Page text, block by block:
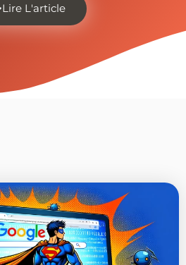
Lire L'article